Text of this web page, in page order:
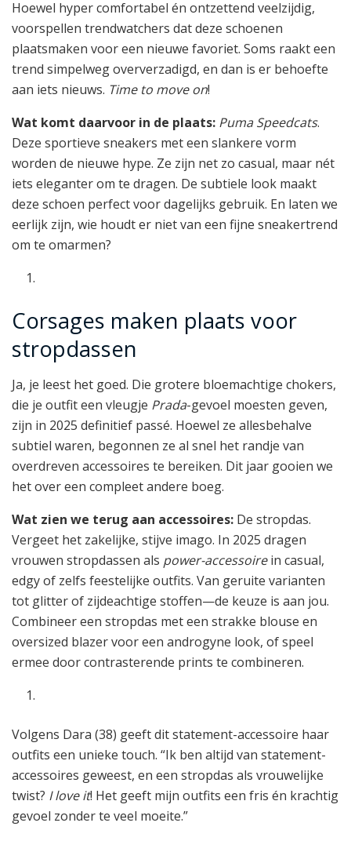
Hoewel hyper comfortabel én ontzettend veelzijdig,
voorspellen trendwatchers dat deze schoenen
plaatsmaken voor een nieuwe favoriet. Soms raakt een
trend simpelweg oververzadigd, en dan is er behoefte
aan iets nieuws. Time to move on!
Wat komt daarvoor in de plaats: Puma Speedcats.
Deze sportieve sneakers met een slankere vorm
worden de nieuwe hype. Ze zijn net zo casual, maar nét
iets eleganter om te dragen. De subtiele look maakt
deze schoen perfect voor dagelijks gebruik. En laten we
eerlijk zijn, wie houdt er niet van een fijne sneakertrend
om te omarmen?
Corsages maken plaats voor
stropdassen
Ja, je leest het goed. Die grotere bloemachtige chokers,
die je outfit een vleugje Prada-gevoel moesten geven,
zijn in 2025 definitief passé. Hoewel ze allesbehalve
subtiel waren, begonnen ze al snel het randje van
overdreven accessoires te bereiken. Dit jaar gooien we
het over een compleet andere boeg.
Wat zien we terug aan accessoires: De stropdas.
Vergeet het zakelijke, stijve imago. In 2025 dragen
vrouwen stropdassen als power-accessoirein casual,
edgy of zelfs feestelijke outfits. Van geruite varianten
tot glitter of zijdeachtige stoffen—de keuze is aan jou.
Combineer een stropdas met een strakke blouse en
oversized blazer voor een androgyne look, of speel
ermee door contrasterende prints te combineren.
Volgens Dara (38) geeft dit statement-accessoire haar
outfits een unieke touch. “Ik ben altijd van statement-
accessoires geweest, en een stropdas als vrouwelijke
twist? I love it! Het geeft mijn outfits een fris én krachtig
gevoel zonder te veel moeite.”